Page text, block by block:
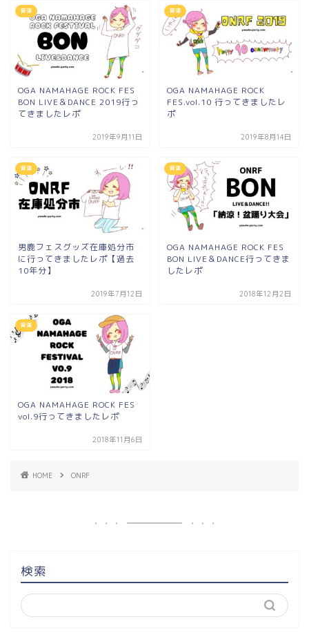
音楽
OGA NAMAHAGE ROCK FES
BON LIVE＆DANCE 2019行っ
てきましたレポ
2019年9月11日
音楽
OGA NAMAHAGE ROCK
FES.vol.10 行ってきましたレ
ポ
2019年8月14日
音楽
男鹿フェスグッズ在庫処分市
に行ってきましたレポ【過去
10年分】
2019年7月12日
音楽
OGA NAMAHAGE ROCK FES
BON LIVE＆DANCE行ってきま
したレポ
2018年12月2日
音楽
OGA NAMAHAGE ROCK FES
vol.9行ってきましたレポ
2018年11月6日
HOME ONRF
検索